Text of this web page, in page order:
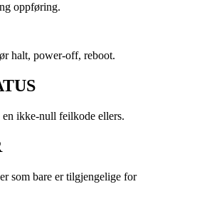
oppføring.
halt, power-off, reboot.
en ikke-null feilkode ellers.
som bare er tilgjengelige for